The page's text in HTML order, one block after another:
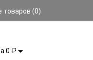
товаров (0)
0 ₽